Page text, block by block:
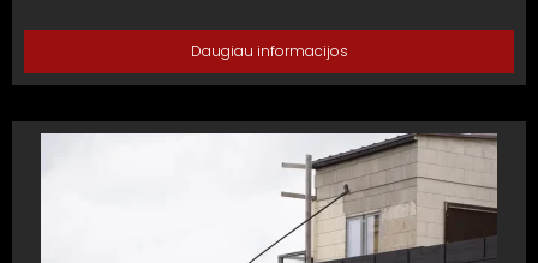
Daugiau informacijos